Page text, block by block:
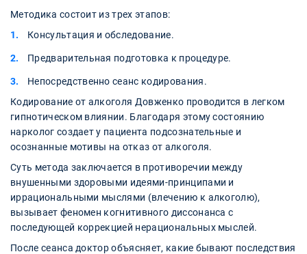
Методика состоит из трех этапов:
Консультация и обследование.
Предварительная подготовка к процедуре.
Непосредственно сеанс кодирования.
Кодирование от алкоголя Довженко проводится в легком
гипнотическом влиянии. Благодаря этому состоянию
нарколог создает у пациента подсознательные и
осознанные мотивы на отказ от алкоголя.
Суть метода заключается в противоречии между
внушенными здоровыми идеями-принципами и
иррациональными мыслями (влечению к алкоголю),
вызывает феномен когнитивного диссонанса с
последующей коррекцией нерациональных мыслей.
После сеанса доктор объясняет, какие бывают последствия